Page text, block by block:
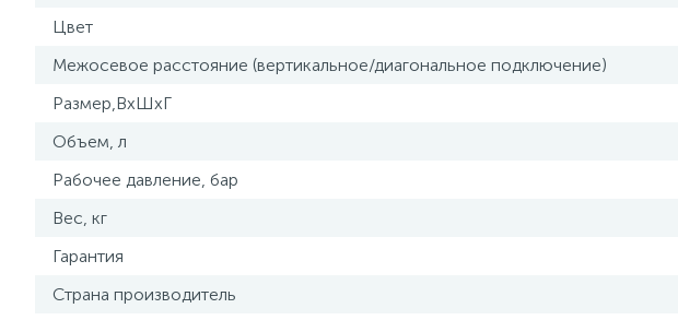
Цвет
Межосевое расстояние (вертикальное/диагональное подключение)
Размер,ВxШxГ
Объем, л
Рабочее давление, бар
Вес, кг
Гарантия
Страна производитель